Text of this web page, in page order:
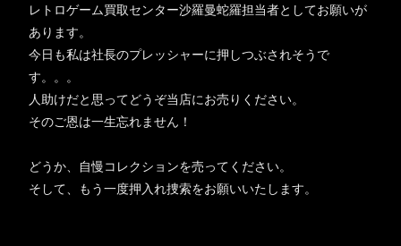
レトロゲーム買取センター沙羅曼蛇羅担当者としてお願いが
あります。
今日も私は社長のプレッシャーに押しつぶされそうで
す。。。
人助けだと思ってどうぞ当店にお売りください。
そのご恩は一生忘れません！
どうか、自慢コレクションを売ってください。
そして、もう一度押入れ捜索をお願いいたします。